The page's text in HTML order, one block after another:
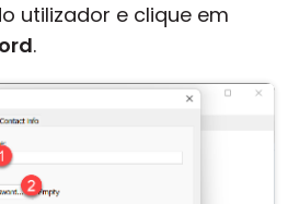
utilizador e clique em
.